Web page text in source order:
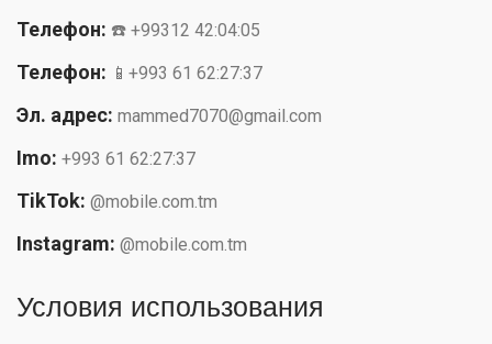
Телефон: ☎️ +99312 42:04:05
Телефон: 📱+993 61 62:27:37
Эл. адрес: mammed7070@gmail.com
Imo: +993 61 62:27:37
TikTok: @mobile.com.tm
Instagram: @mobile.com.tm
Условия использования